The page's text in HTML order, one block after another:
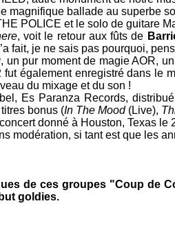
magnifique ballade au superbe
POLICE et le solo de guitare
, voit le retour aux fûts de
fait, je ne sais pas pourquoi,
, un pur moment de magie AOR,
fut également enregistré dans le
du mixage et du son !
Es Paranza Records,
bonus (In The Mood(Live),
donné à Houston, Texas le
modération, si tant est que les
de ces groupes "Coup de
goldies.